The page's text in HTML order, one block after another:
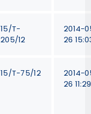
15/T-
205/12
2014-
26
15/T-75/12
2014-
26